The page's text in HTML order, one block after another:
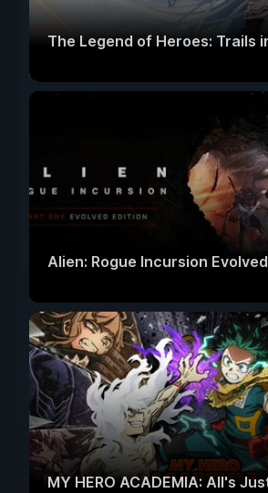
The Legend of Heroes: Trails
Alien: Rogue Incursion
MY HERO ACADEMIA: All's